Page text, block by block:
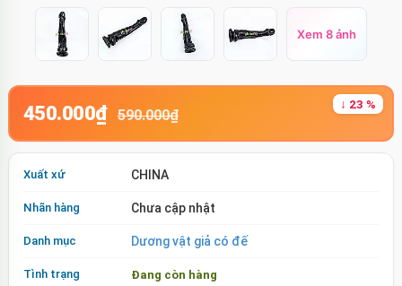
Xem 8 ảnh
450.000₫ 590.000₫
↓ 23 %
Xuất xứ CHINA
Nhãn hàng Chưa cập nhật
Danh mục Dương vật giả có đế
Tình trạng Đang còn hàng